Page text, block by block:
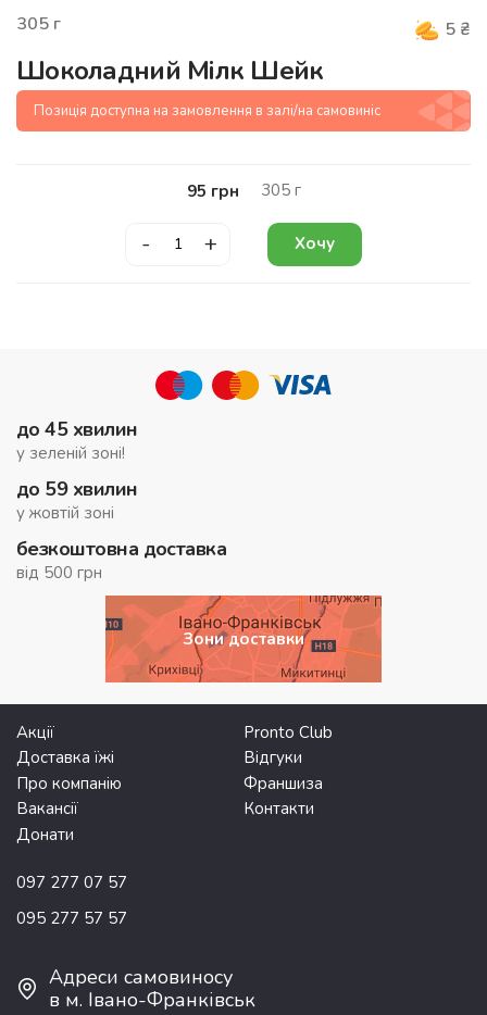
305 г 5 ₴
Шоколадний Мілк Шейк
Позиція доступна на замовлення в залі/на самовиніс
95 грн 305г
- + Хочу
до 45 хвилин
у зеленій зоні!
до 59 хвилин
у жовтій зоні
безкоштовна доставка
від 500 грн
Зони доставки
Акції
Pronto Club
Доставка їжі
Відгуки
Про компанію
Франшиза
Вакансії
Контакти
Донати
097 277 07 57
095 277 57 57
Адреси самовиносу
в м. Івано-Франківськ